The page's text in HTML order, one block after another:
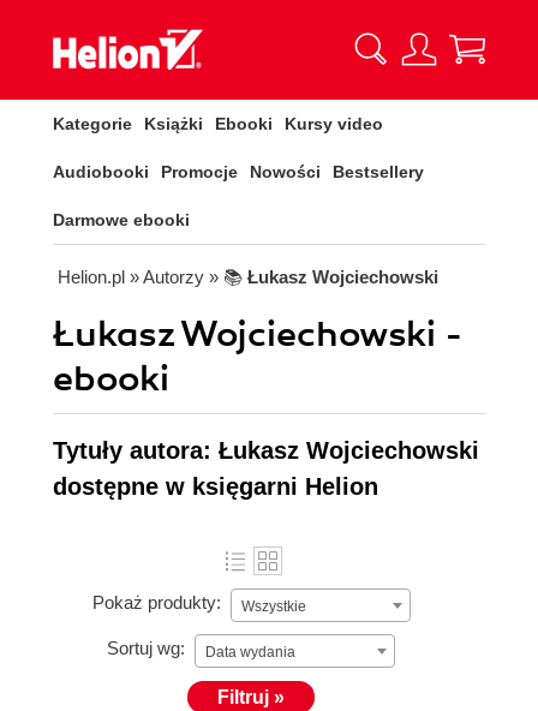
Kategorie Książki Ebooki Kursy video
Audiobooki Promocje Nowości Bestsellery
Darmowe ebooki
Helion.pl » Autorzy » 📚 Łukasz Wojciechowski
Łukasz Wojciechowski -
ebooki
Tytuły autora: Łukasz Wojciechowski
dostępne w księgarni Helion
Pokaż produkty: Wszystkie
Sortuj wg: Data wydania
Filtruj »